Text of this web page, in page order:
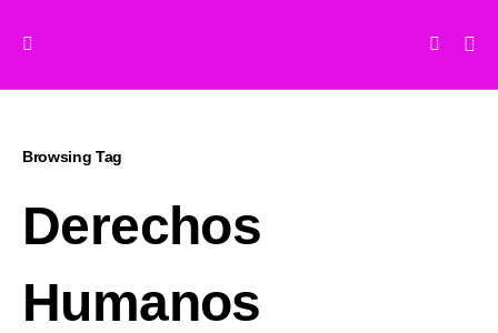
Browsing Tag
Derechos
Humanos